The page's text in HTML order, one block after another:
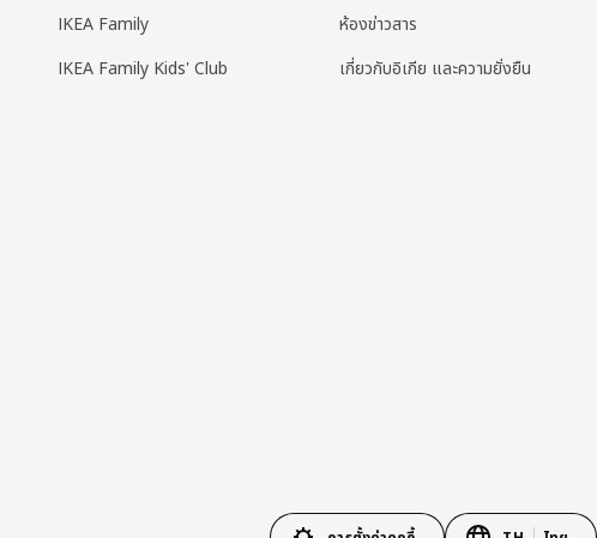
IKEA Family
IKEA Family Kids' Club
ห้องข่าวสาร
เกี่ยวกับอิเกีย และความยั่งยืน